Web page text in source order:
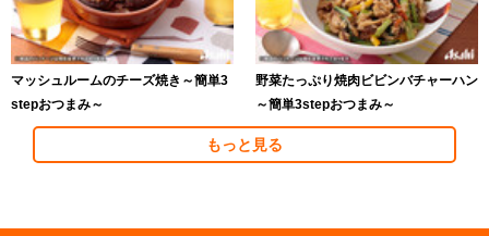
マッシュルームのチーズ焼き～簡単3
stepおつまみ～
野菜たっぷり焼肉ビビンバチャーハン
～簡単3stepおつまみ～
もっと見る